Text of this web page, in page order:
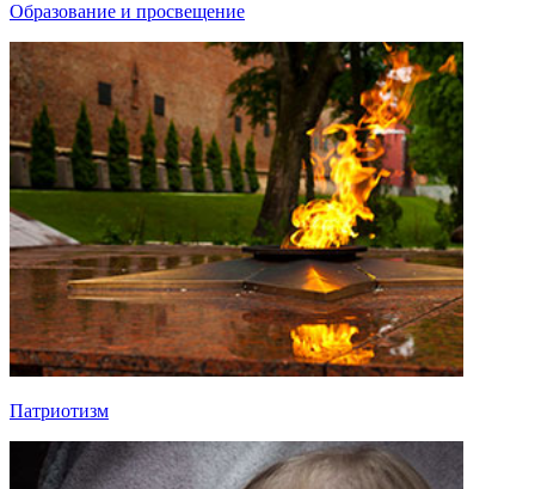
Образование и просвещение
Патриотизм